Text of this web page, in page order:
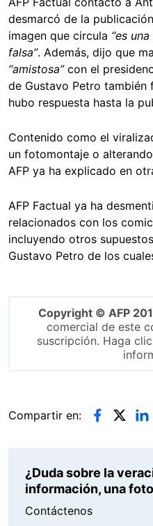
desmarcó de la
imagen que circula “es
falsa”. Además, dijo que
“amistosa” con el
de Gustavo Petro
hubo respuesta hasta la
Contenido como el
un fotomontaje o
AFP ya ha explicado en
AFP Factual ya ha
relacionados con los
incluyendo otros
Gustavo Petro de los
Copyright © AFP
comercial de este
suscripción. Haga clic
Compartir en:
¿Duda sobre la
información, una
Contáctenos